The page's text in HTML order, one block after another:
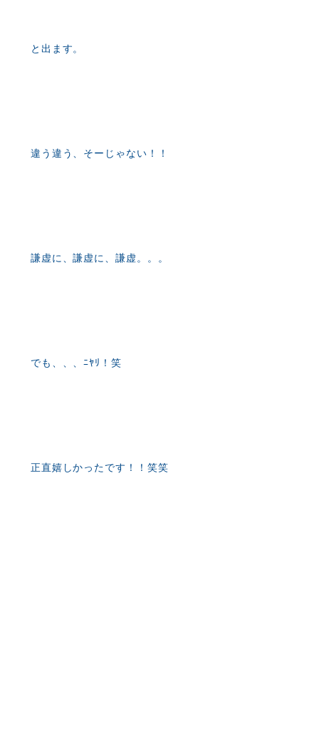
と出ます。
違う違う、そーじゃない！！
謙虚に、謙虚に、謙虚。。。
でも、、、ﾆﾔﾘ！笑
正直嬉しかったです！！笑笑